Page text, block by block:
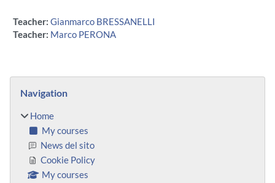
Teacher: Gianmarco BRESSANELLI
Teacher: Marco PERONA
Blocks
Navigation
Home
My courses
News del sito
Cookie Policy
My courses